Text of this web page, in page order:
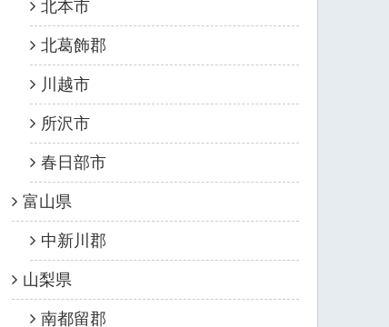
北本市
北葛飾郡
川越市
所沢市
春日部市
富山県
中新川郡
山梨県
南都留郡